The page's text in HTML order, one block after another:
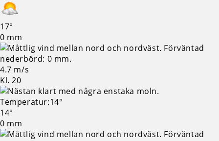
17°
0 mm
4.7 m/s
Kl. 20
14°
0 mm